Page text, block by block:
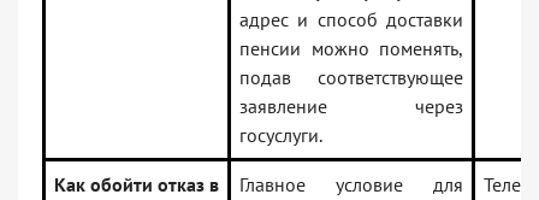
адрес и способ доставки
пенсии можно поменять,
подав соответствующее
заявление через
госуслуги.
Как обойти отказ в
Главное условие для